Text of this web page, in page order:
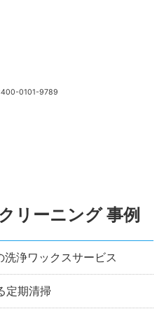
0101-9789
リーニング 事例
浄ワックスサービス
定期清掃